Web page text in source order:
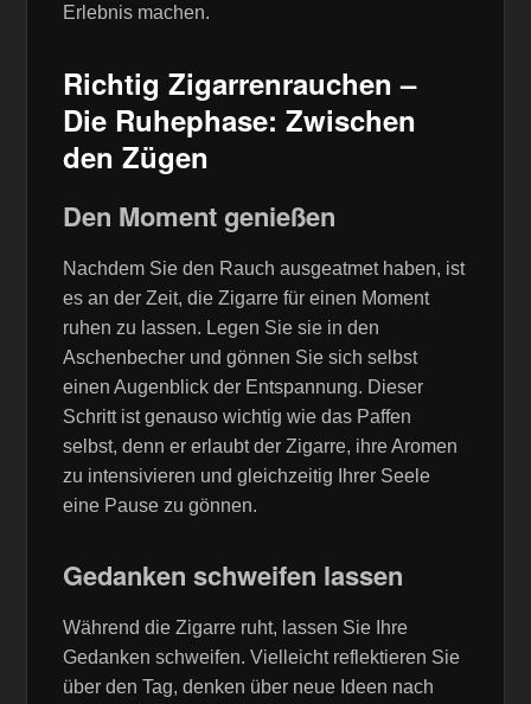
Erlebnis machen.
Richtig Zigarrenrauchen –
Die Ruhephase: Zwischen
den Zügen
Den Moment genießen
Nachdem Sie den Rauch ausgeatmet haben, ist
es an der Zeit, die Zigarre für einen Moment
ruhen zu lassen. Legen Sie sie in den
Aschenbecher und gönnen Sie sich selbst
einen Augenblick der Entspannung. Dieser
Schritt ist genauso wichtig wie das Paffen
selbst, denn er erlaubt der Zigarre, ihre Aromen
zu intensivieren und gleichzeitig Ihrer Seele
eine Pause zu gönnen.
Gedanken schweifen lassen
Während die Zigarre ruht, lassen Sie Ihre
Gedanken schweifen. Vielleicht reflektieren Sie
über den Tag, denken über neue Ideen nach